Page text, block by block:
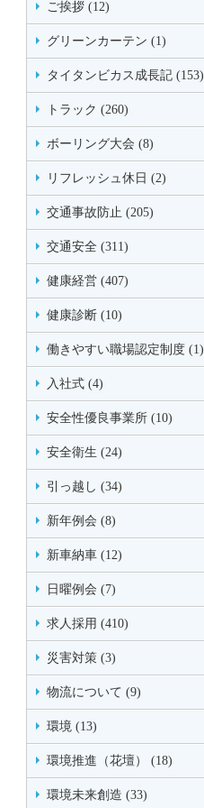
ご挨拶 (12)
グリーンカーテン (1)
タイタンビカス成長記 (153)
トラック (260)
ボーリング大会 (8)
リフレッシュ休日 (2)
交通事故防止 (205)
交通安全 (311)
健康経営 (407)
健康診断 (10)
働きやすい職場認定制度 (1)
入社式 (4)
安全性優良事業所 (10)
安全衛生 (24)
引っ越し (34)
新年例会 (8)
新車納車 (12)
日曜例会 (7)
求人採用 (410)
災害対策 (3)
物流について (9)
環境 (13)
環境推進（花壇） (18)
環境未来創造 (33)